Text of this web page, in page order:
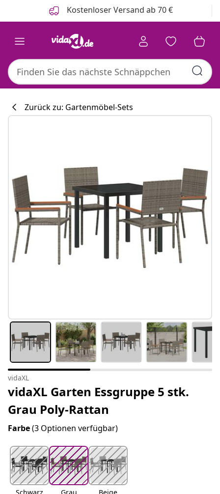
Kostenloser Versand ab 70 €
Zurück zu: Gartenmöbel-Sets
vidaXL
vidaXL Garten Essgruppe 5 stk.
Grau Poly-Rattan
Farbe(3 Optionen verfügbar)